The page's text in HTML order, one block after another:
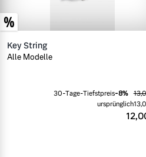
Key String
Alle Modelle
30-Tage-Tiefstpreis-8%
ursprünglich